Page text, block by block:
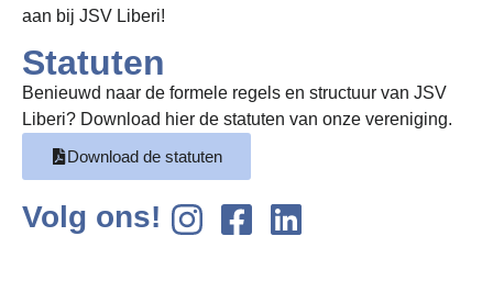
aan bij JSV Liberi!
Statuten
Benieuwd naar de formele regels en structuur van JSV
Liberi? Download hier de statuten van onze vereniging.
Download de statuten
Volg ons!